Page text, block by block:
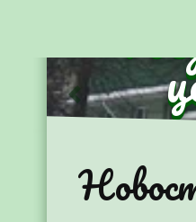
Предыдущий